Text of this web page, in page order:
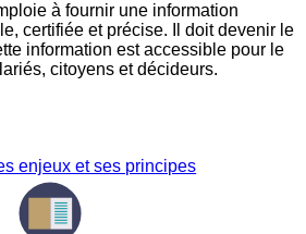
à fournir une information
certifiée et précise. Il doit devenir le
information est accessible pour le
citoyens et décideurs.
enjeux et ses principes